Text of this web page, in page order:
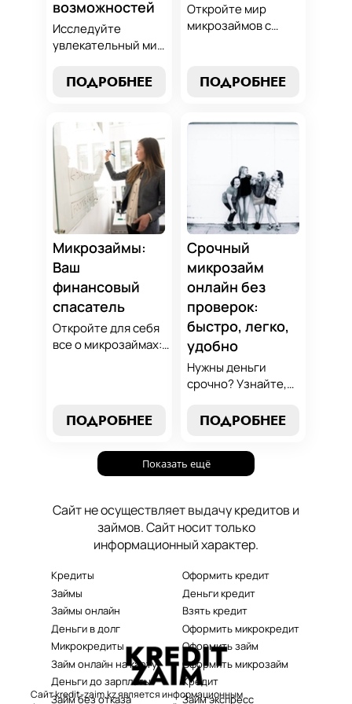
возможностей
Исследуйте
увлекательный мир
узнайте, как
вариант для ваших
нужд. Откройте
экспертные
стратегии
погашения и
сделайте
осознанный выбор,
который
поддержит вашу
финансовую
стабильность.
ПОДРОБНЕЕ
Откройте мир
микрозаймов с
лучшие стратегии
погашения и
избежанию
финансово
грамотным с нами!
ПОДРОБНЕЕ
Микрозаймы:
Ваш
финансовый
спасатель
Откройте для себя
все о микрозаймах:
погашения. Наше
вашим надежным
помощником в мире
ПОДРОБНЕЕ
Срочный
микрозайм
онлайн без
проверок:
быстро, легко,
удобно
Нужны деньги
срочно? Узнайте,
срочный
без проверок и
длительного
проблем здесь и
сейчас.
ПОДРОБНЕЕ
Показать ещё
Сайт не осуществляет выдачу кредитов и
займов. Сайт носит только
информационный характер.
Кредиты
Займы
Займы онлайн
Деньги в долг
Микрокредиты
Займ онлайн на карту
Деньги до зарплаты
Займ без отказа
Оформить кредит
Деньги кредит
Взять кредит
Оформить микрокредит
Оформить займ
Оформить микрозайм
Кредит
Займ экспресс
Сайт kredit-zaim.kz является информационным